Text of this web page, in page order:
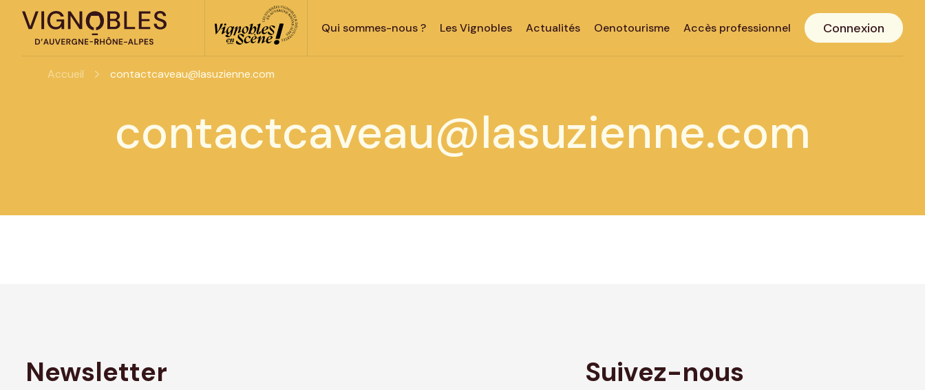
Qui sommes-nous ? Les Vignobles Actualités Oenotourisme Accès professionnel Connexion
Accueil contactcaveau@lasuzienne.com
contactcaveau@lasuzienne.com
Newsletter Suivez-nous